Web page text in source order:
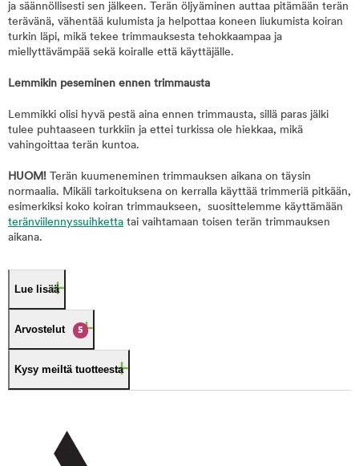
ja säännöllisesti sen jälkeen. Terän öljyäminen auttaa pitämään terän
terävänä, vähentää kulumista ja helpottaa koneen liukumista koiran
turkin läpi, mikä tekee trimmauksesta tehokkaampaa ja
miellyttävämpää sekä koiralle että käyttäjälle.
Lemmikin peseminen ennen trimmausta
Lemmikki olisi hyvä pestä aina ennen trimmausta, sillä paras jälki
tulee puhtaaseen turkkiin ja ettei turkissa ole hiekkaa, mikä
vahingoittaa terän kuntoa.
HUOM! Terän kuumeneminen trimmauksen aikana on täysin
normaalia. Mikäli tarkoituksena on kerralla käyttää trimmeriä pitkään,
esimerkiksi koko koiran trimmaukseen, suosittelemme käyttämään
teränviilennyssuihketta tai vaihtamaan toisen terän trimmauksen
aikana.
Lue lisää
Arvostelut 5
Kysy meiltä tuotteesta